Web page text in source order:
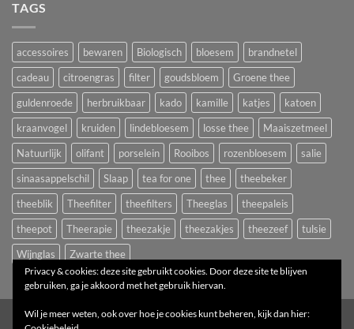
TAGS
accessoires bewaren Biologisch bloesem
brandnetel
cadeau
citroengras filter goudsbloem
Groene thee
guldenroede
herbruikbaar kado kamille katjes
katoen
kraanvogel
kruiden lindebloesem losse thee
Maaiszetmeel
Natuurlijk
olifant porselein Rooibos rozenbloesem
salie
sinaasappelschil
Slaap tea for one thee
theebeker
theeblik
Theefilter theefilters Theeglas
theepaleis
theepot
Theerapie theezakje theezakjes theezeef
tulsie
Wijnglas
Zwarte thee
1
Privacy & cookies: deze site gebruikt cookies. Door deze site te blijven
gebruiken, ga je akkoord met het gebruik hiervan.
Wil je meer weten, ook over hoe je cookies kunt beheren, kijk dan hier: